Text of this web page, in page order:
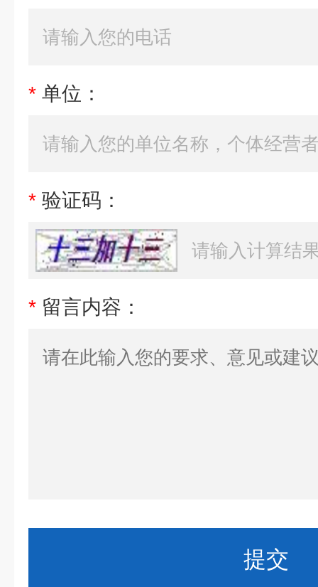
* 单位：
* 验证码：
* 留言内容：